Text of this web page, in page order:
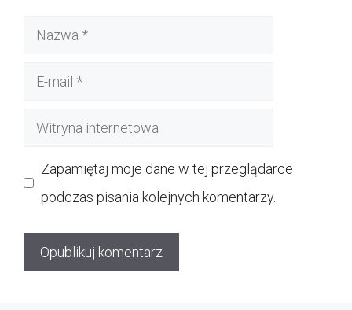
Nazwa
Witryna
Zapamiętaj moje dane w tej przeglądarce
podczas pisania kolejnych komentarzy.